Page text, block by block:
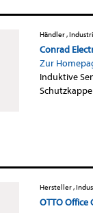
Händler ,
Conrad
Zur
Induktive
Hersteller ,
OTTO Office